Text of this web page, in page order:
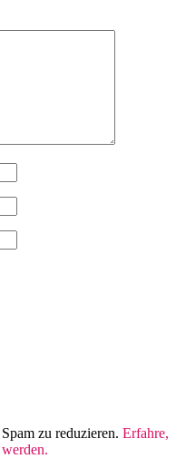
zu reduzieren. Erfahre,